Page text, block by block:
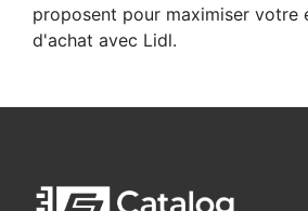
proposent pour maximiser votre
d'achat avec Lidl.